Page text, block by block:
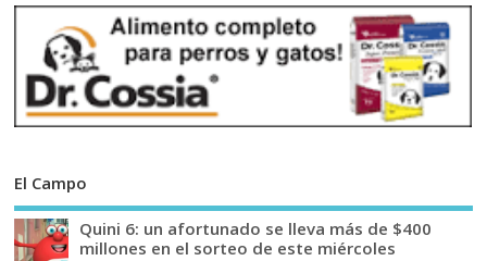
El Campo
Quini 6: un afortunado se lleva más de $400
millones en el sorteo de este miércoles